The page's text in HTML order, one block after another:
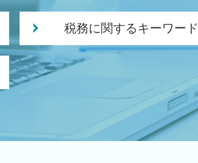
税務に関するキーワード
相続時精算課税制度 デメリット
法人税 申告 決算書
中期 計画 作り方
税務署 調査 法人